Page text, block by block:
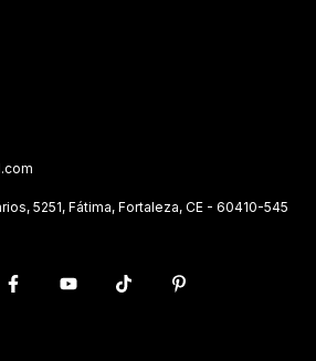
5251, Fátima, Fortaleza, CE - 60410-545